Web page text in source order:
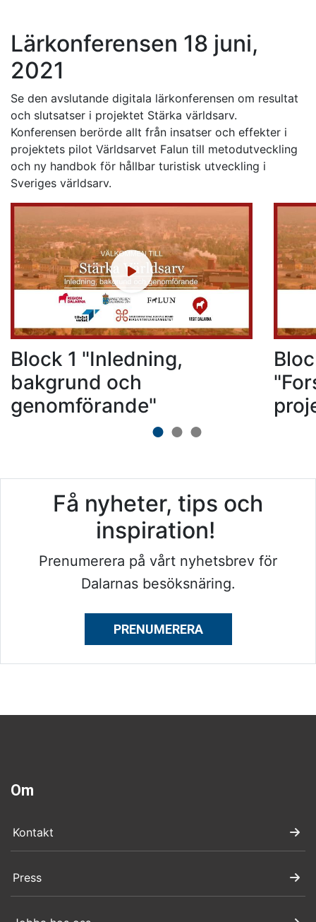
Lärkonferensen 18 juni,
2021
Se den avslutande digitala lärkonferensen om resultat
och slutsatser i projektet Stärka världsarv.
Konferensen berörde allt från insatser och effekter i
projektets pilot Världsarvet Falun till metodutveckling
och ny handbok för hållbar turistisk utveckling i
Sveriges världsarv.
Block 1 "Inledning,
bakgrund och
genomförande"
Få nyheter, tips och
inspiration!
Prenumerera på vårt nyhetsbrev för
Dalarnas besöksnäring.
PRENUMERERA
Om
Kontakt
Press